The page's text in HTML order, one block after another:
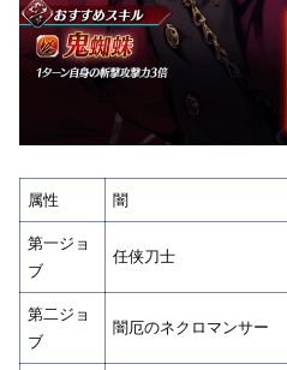
属性 闇
第一ジョ
ブ
任侠刀士
第二ジョ
ブ
闇厄のネクロマンサー